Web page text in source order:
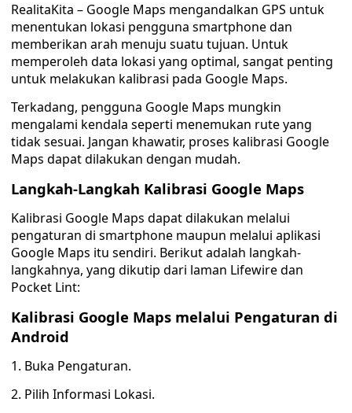
RealitaKita – Google Maps mengandalkan GPS untuk
menentukan lokasi pengguna smartphone dan
memberikan arah menuju suatu tujuan. Untuk
memperoleh data lokasi yang optimal, sangat penting
untuk melakukan kalibrasi pada Google Maps.
Terkadang, pengguna Google Maps mungkin
mengalami kendala seperti menemukan rute yang
tidak sesuai. Jangan khawatir, proses kalibrasi Google
Maps dapat dilakukan dengan mudah.
Langkah-Langkah Kalibrasi Google Maps
Kalibrasi Google Maps dapat dilakukan melalui
pengaturan di smartphone maupun melalui aplikasi
Google Maps itu sendiri. Berikut adalah langkah-
langkahnya, yang dikutip dari laman Lifewire dan
Pocket Lint:
Kalibrasi Google Maps melalui Pengaturan di
Android
1. Buka Pengaturan.
2. Pilih Informasi Lokasi.